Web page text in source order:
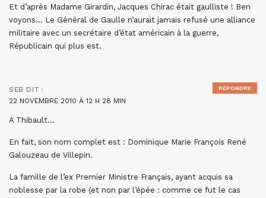
Et d’après Madame Girardin, Jacques Chirac était gaulliste ! Ben
voyons… Le Général de Gaulle n’aurait jamais refusé une alliance
militaire avec un secrétaire d’état américain à la guerre,
Républicain qui plus est.
SEB DIT :
22 NOVEMBRE 2010 À 12 H 28 MIN
A Thibault…
En fait, son nom complet est : Dominique Marie François René
Galouzeau de Villepin.
La famille de l’ex Premier Ministre Français, ayant acquis sa
noblesse par la robe (et non par l’épée : comme ce fut le cas
RÉPONDRE